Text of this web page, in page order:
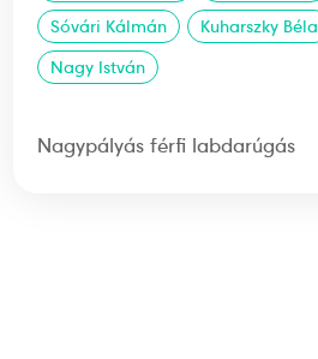
Sóvári Kálmán
Kuharszky Béla
Nagy István
Nagypályás férfi labdarúgás